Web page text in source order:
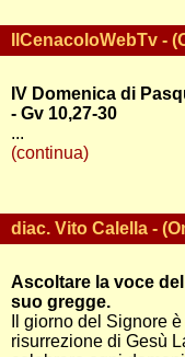
IlCenacoloWebTv -
IV Domenica di
- Gv 10,27-30
...
(continua)
diac. Vito Calella -
Ascoltare la voce
suo gregge.
Il giorno del Signore
risurrezione di Gesù